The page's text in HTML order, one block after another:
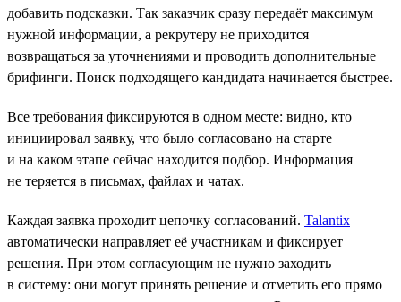
добавить подсказки. Так заказчик сразу передаёт максимум
нужной информации, а рекрутеру не приходится
возвращаться за уточнениями и проводить дополнительные
брифинги. Поиск подходящего кандидата начинается быстрее.
Все требования фиксируются в одном месте: видно, кто
инициировал заявку, что было согласовано на старте
и на каком этапе сейчас находится подбор. Информация
не теряется в письмах, файлах и чатах.
Каждая заявка проходит цепочку согласований. Talantix
автоматически направляет её участникам и фиксирует
решения. При этом согласующим не нужно заходить
в систему: они могут принять решение и отметить его прямо